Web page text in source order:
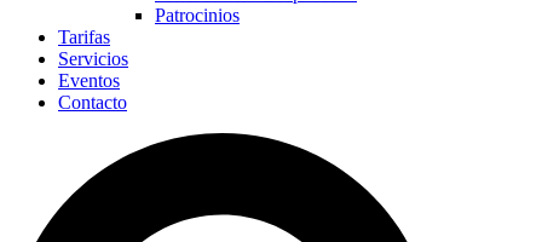
Patrocinios
Tarifas
Servicios
Eventos
Contacto